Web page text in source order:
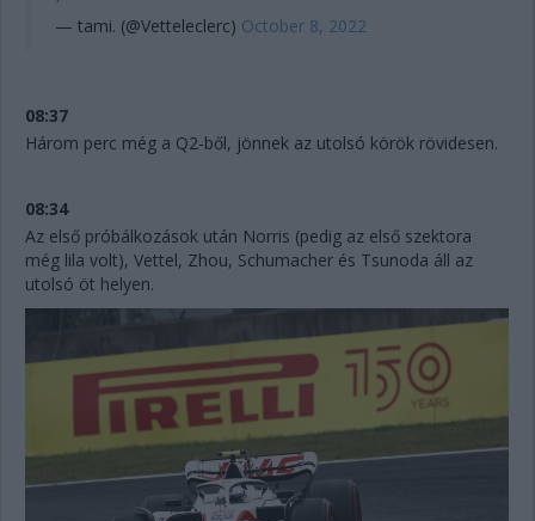
— tami. (@Vetteleclerc) October 8, 2022
08:37
Három perc még a Q2-ből, jönnek az utolsó körök rövidesen.
08:34
Az első próbálkozások után Norris (pedig az első szektora
még lila volt), Vettel, Zhou, Schumacher és Tsunoda áll az
utolsó öt helyen.